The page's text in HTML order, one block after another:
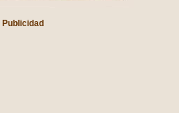
Publicidad